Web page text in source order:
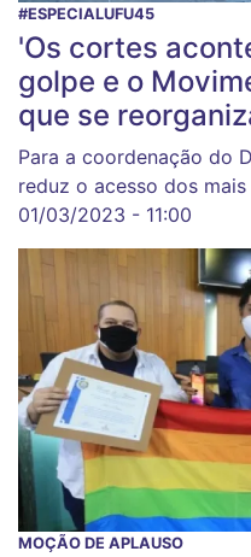
#ESPECIALUFU45
'Os cortes
golpe e o
que se
Para a coordenação do
reduz o acesso dos
01/03/2023 - 11:00
MOÇÃO DE APLAUSO